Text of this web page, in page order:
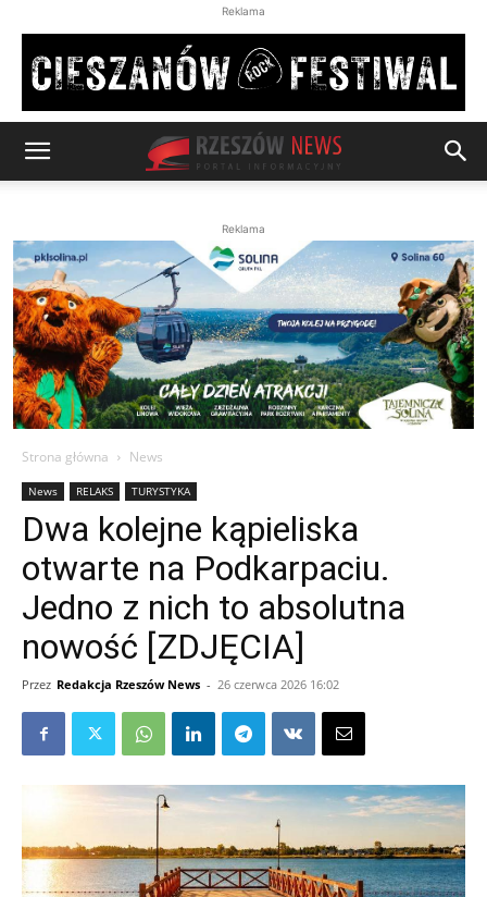
Reklama
Reklama
Strona główna News
News RELAKS TURYSTYKA
Dwa kolejne kąpieliska
otwarte na Podkarpaciu.
Jedno z nich to absolutna
nowość [ZDJĘCIA]
Przez Redakcja Rzeszów News - 26 czerwca 2026 16:02